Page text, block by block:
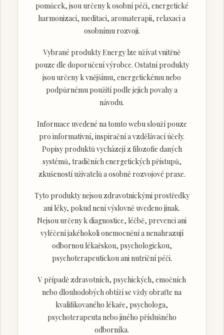
pomůcek, jsou určeny k osobní péči, energetické
harmonizaci, meditaci, aromaterapii, relaxaci a
osobnímu rozvoji.
Vybrané produkty Energy lze užívat vnitřně
pouze dle doporučení výrobce. Ostatní produkty
jsou určeny k vnějšímu, energetickému nebo
podpůrnému použití podle jejich povahy a
návodu.
Informace uvedené na tomto webu slouží pouze
pro informativní, inspirační a vzdělávací účely.
Popisy produktů vycházejí z filozofie daných
systémů, tradičních energetických přístupů,
zkušeností uživatelů a osobně rozvojové praxe.
Tyto produkty nejsou zdravotnickými prostředky
ani léky, pokud není výslovně uvedeno jinak.
Nejsou určeny k diagnostice, léčbě, prevenci ani
vyléčení jakéhokoli onemocnění a nenahrazují
odbornou lékařskou, psychologickou,
psychoterapeutickou ani nutriční péči.
V případě zdravotních, psychických, emočních
nebo dlouhodobých obtíží se vždy obraťte na
kvalifikovaného lékaře, psychologa,
psychoterapeuta nebo jiného příslušného
odborníka.